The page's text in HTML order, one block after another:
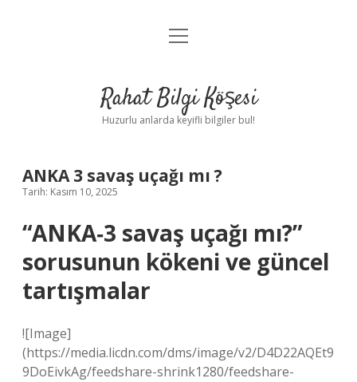
Anasayfa
Yasal Uyarı
menüyü
Rahat Bilgi Köşesi
Huzurlu anlarda keyifli bilgiler bul!
ANKA 3 savaş uçağı mı ?
Tarih: Kasım 10, 2025
“ANKA‑3 savaş uçağı mı?”
sorusunun kökeni ve güncel
tartışmalar
![Image]
(https://media.licdn.com/dms/image/v2/D4D22AQEt9
9DoEivkAg/feedshare-shrink1280/feedshare-